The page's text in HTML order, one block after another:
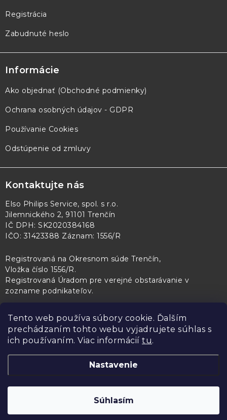
Tento web používa súbory cookie. Ďalším
prechádzaním tohto webu vyjadrujete súhlas s
ich používaním. Viac informácií tu.
Nastavenie
Súhlasím
Registrácia
Zabudnuté heslo
Informácie
Ako objednať (Obchodné podmienky)
Ochrana osobných údajov - GDPR
Používanie Cookies
Odstúpenie od zmluvy
Kontaktujte nás
Elso Philips Service, spol. s r.o.
Jilemnického 2, 91101 Trenčín
IČ DPH: SK2020384168
IČO: 31423388 Záznam: 1556/R
Registrovaná na Okresnom súde Trenčín,
Vložka číslo 1556/R.
Registrovaná Úradom pre verejné obstarávanie v
zozname podnikateľov.
PL Servis Kontroltech Technický skúšobný ústav Piešťany
Copyright 2026
Upraviť
nastavenie cookies